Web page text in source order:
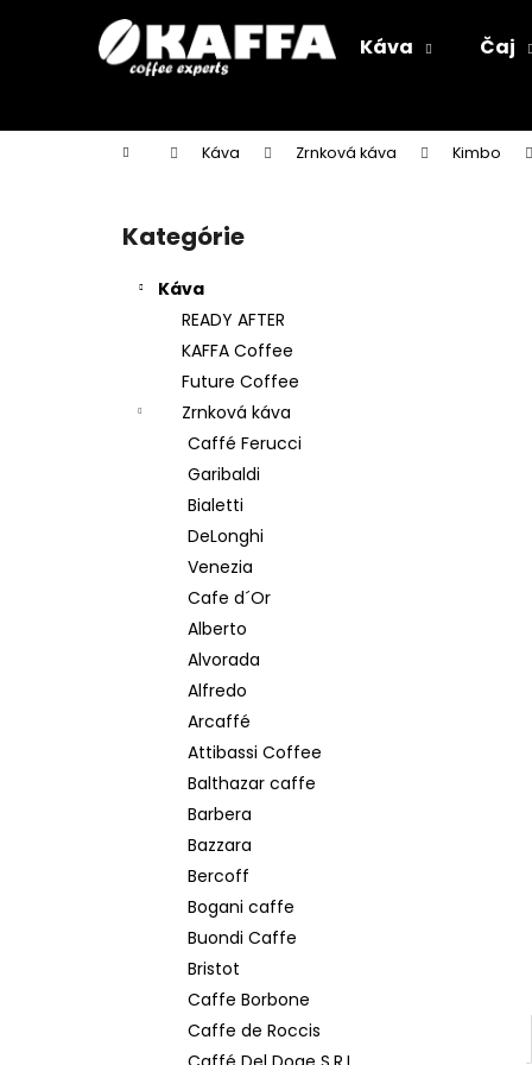
Káva Čaj
Domov Káva Zrnková káva Kimbo
Preskočiť
kategórie
Kategórie
Káva
READY AFTER
KAFFA Coffee
Future Coffee
Zrnková káva
Caffé Ferucci
Garibaldi
Bialetti
DeLonghi
Venezia
Cafe d´Or
Alberto
Alvorada
Alfredo
Arcaffé
Attibassi Coffee
Balthazar caffe
Barbera
Bazzara
Bercoff
Bogani caffe
Buondi Caffe
Bristot
Caffe Borbone
Caffe de Roccis
k
Späť
obchodu
Späť
obchodu
POPRADSKÁ COLOMBIA ZRNKOVÁ KÁVA
€6,20
Pôvodne: €7